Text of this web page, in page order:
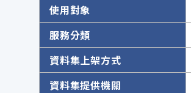
使用對象
服務分類
資料集上架方式
資料集提供機關